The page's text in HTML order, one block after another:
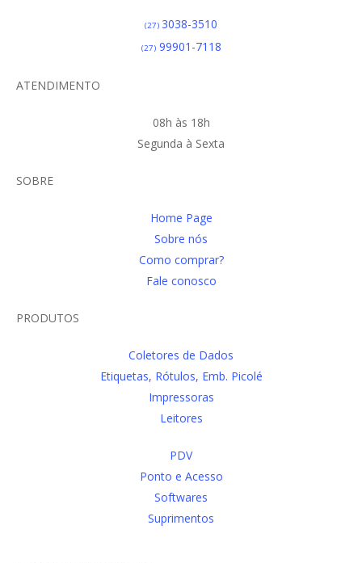
(27) 3038-3510
(27)99901-7118
ATENDIMENTO
08h às 18h
Segunda à Sexta
SOBRE
Home Page
Sobre nós
Como comprar?
Fale conosco
PRODUTOS
Coletores de Dados
Etiquetas, Rótulos, Emb. Picolé
Impressoras
Leitores
PDV
Ponto e Acesso
Softwares
Suprimentos